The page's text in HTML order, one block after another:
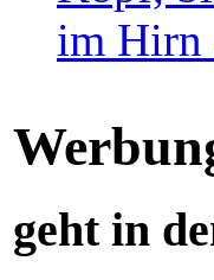
geht in